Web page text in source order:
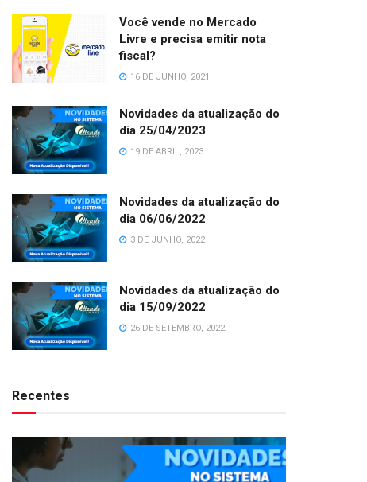
Você vende no Mercado
Livre e precisa emitir nota
fiscal?
16 DE JUNHO, 2021
Novidades da atualização do
dia 25/04/2023
19 DE ABRIL, 2023
Novidades da atualização do
dia 06/06/2022
3 DE JUNHO, 2022
Novidades da atualização do
dia 15/09/2022
26 DE SETEMBRO, 2022
Recentes